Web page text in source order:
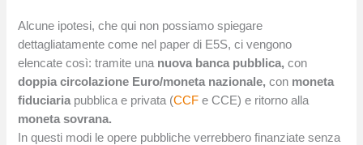
Alcune ipotesi, che qui non possiamo spiegare
dettagliatamente come nel paper di E5S, ci vengono
elencate così: tramite una nuova banca pubblica, con
doppia circolazione Euro/moneta nazionale, con moneta
fiduciaria pubblica e privata (CCF e CCE) e ritorno alla
moneta sovrana.
In questi modi le opere pubbliche verrebbero finanziate senza